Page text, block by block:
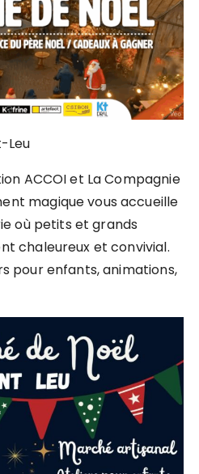
Leu
ACCOI et La Compagnie
magique vous accueille
où petits et grands
chaleureux et convivial.
pour enfants, animations,